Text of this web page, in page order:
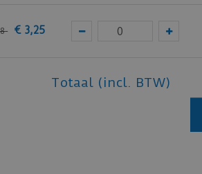
€ 3,25
Totaal (incl. BTW)